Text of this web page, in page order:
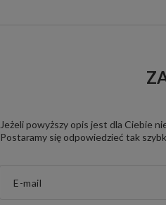
Jeżeli powyższy opis jest dla Ciebie
Postaramy się odpowiedzieć tak
E-mail